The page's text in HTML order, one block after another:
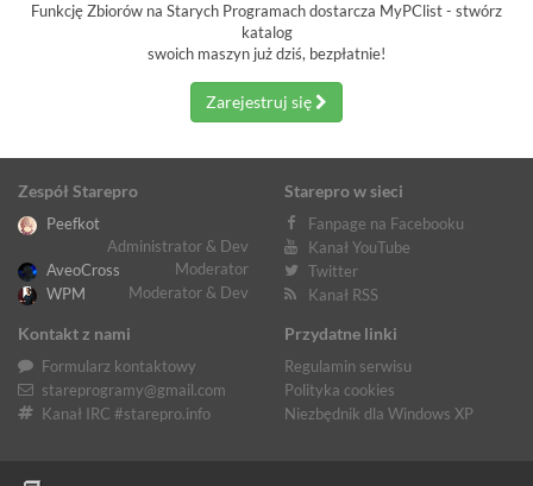
Funkcję Zbiorów na Starych Programach dostarcza MyPClist - stwórz
katalog
swoich maszyn już dziś, bezpłatnie!
Zarejestruj się
Zespół Starepro
Peefkot
Administrator & Dev
AveoCross
Moderator
WPM
Moderator & Dev
Starepro w sieci
Fanpage na Facebooku
Kanał YouTube
Twitter
Kanał RSS
Kontakt z nami
Formularz kontaktowy
stareprogramy@gmail.com
Kanał IRC #starepro.info
Przydatne linki
Regulamin serwisu
Polityka cookies
Niezbędnik dla Windows XP